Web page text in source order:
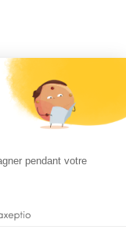
2025-2026 Tout droits réservés
pendant votre